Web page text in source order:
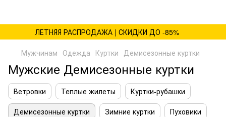
ЛЕТНЯЯ РАСПРОДАЖА | СКИДКИ ДО -85%
Мужчинам Одежда Куртки Демисезонные куртки
Мужские Демисезонные куртки
Ветровки Теплые жилеты
Куртки-рубашки
Демисезонные куртки
Зимние куртки Пуховики